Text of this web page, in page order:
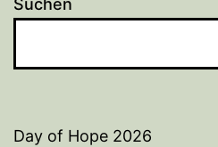
Suchen
Day of Hope 2026